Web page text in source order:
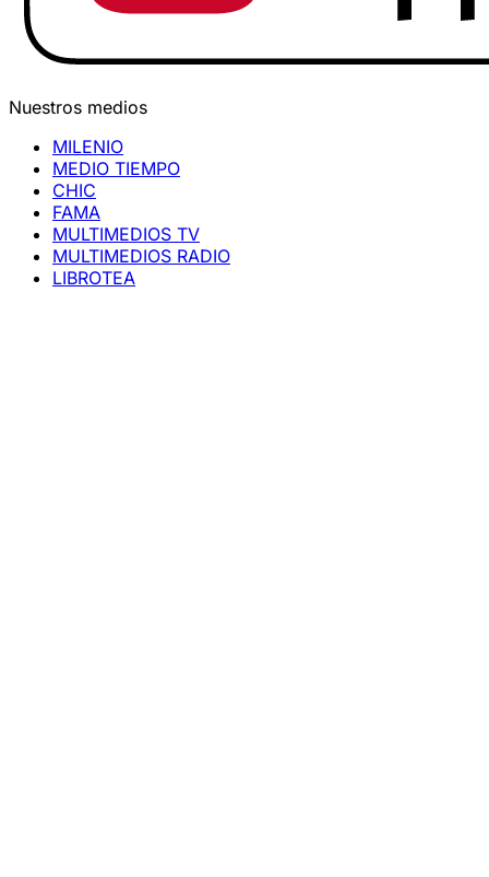
Nuestros medios
MILENIO
MEDIO TIEMPO
CHIC
FAMA
MULTIMEDIOS TV
MULTIMEDIOS RADIO
LIBROTEA